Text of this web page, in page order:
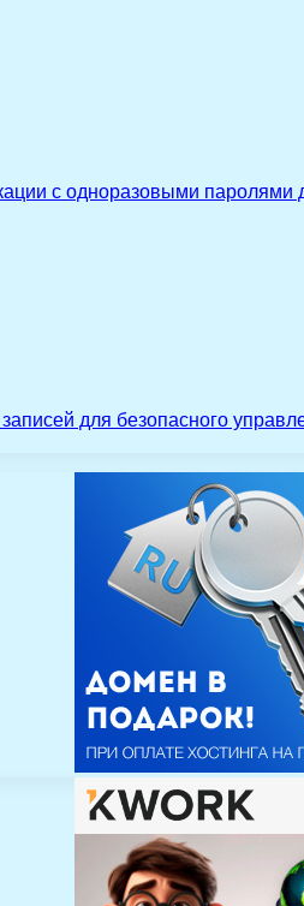
с одноразовыми
для безопасного